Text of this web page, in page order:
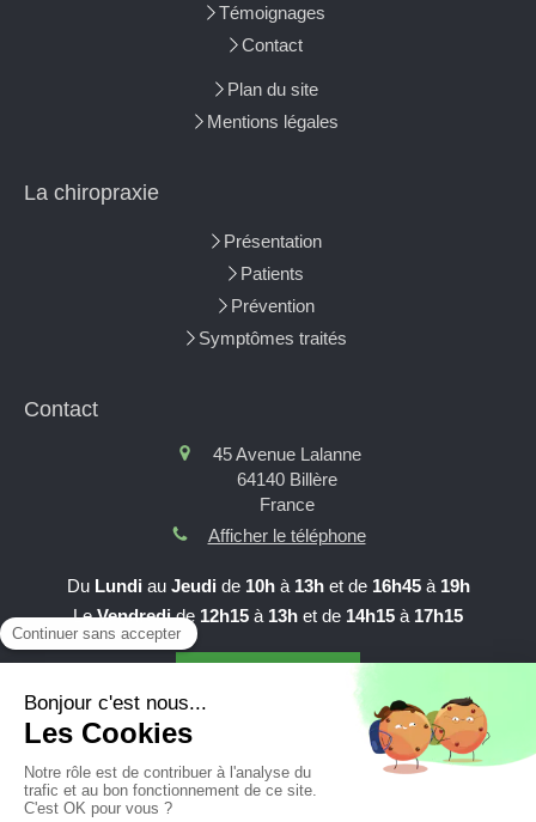
Témoignages
Contact
Plan du site
Mentions légales
La chiropraxie
Présentation
Patients
Prévention
Symptômes traités
Contact
45 Avenue Lalanne
64140 Billère
France
Afficher le téléphone
Du Lundi au Jeudi de 10hà 13het de 16h45à 19h
LeVendredide 12h15 à 13h et de 14h15 à 17h15
Création et référencement du site par Simplébo